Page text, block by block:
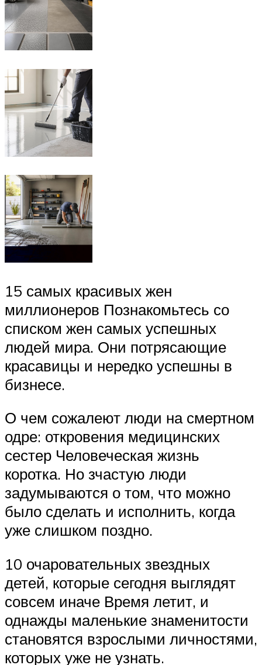
15 самых красивых жен
миллионеров Познакомьтесь со
списком жен самых успешных
людей мира. Они потрясающие
красавицы и нередко успешны в
бизнесе.
О чем сожалеют люди на смертном
одре: откровения медицинских
сестер Человеческая жизнь
коротка. Но зчастую люди
задумываются о том, что можно
было сделать и исполнить, когда
уже слишком поздно.
10 очаровательных звездных
детей, которые сегодня выглядят
совсем иначе Время летит, и
однажды маленькие знаменитости
становятся взрослыми личностями,
которых уже не узнать.